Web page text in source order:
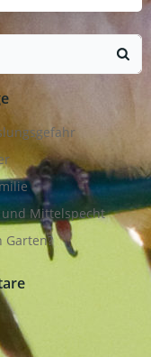
Mittelspecht
Garten?